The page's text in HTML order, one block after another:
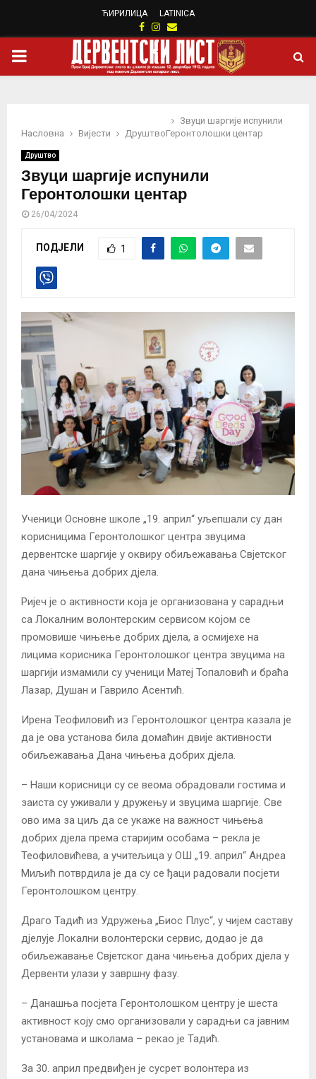
ЋИРИЛИЦА LATINICA
Facebook
Instagram
Email
PRIMARY
Насловна Вијести Друштво
Звуци шаргије испунили
Геронтолошки центар
Друштво
Звуци шаргије испунили
Геронтолошки центар
26/04/2024
ПОДЈЕЛИ 1
Ученици Основне школе „19. април“ уљепшали су дан
корисницима Геронтолошког центра звуцима
дервентске шаргије у оквиру обиљежавања Свјетског
дана чињења добрих дјела.
Ријеч је о активности која је организована у сарадњи
са Локалним волонтерским сервисом којом се
промовише чињење добрих дјела, а осмијехе на
лицима корисника Геронтолошког центра звуцима на
шаргији измамили су ученици Матеј Топаловић и браћа
Лазар, Душан и Гаврило Асентић.
Ирена Теофиловић из Геронтолошког центра казала је
да је ова установа била домаћин двије активности
обиљежавања Дана чињења добрих дјела.
– Наши корисници су се веома обрадовали гостима и
заиста су уживали у дружењу и звуцима шаргије. Све
ово има за циљ да се укаже на важност чињења
добрих дјела према старијим особама – рекла је
Теофиловићева, а учитељица у ОШ „19. април“ Андреа
Миљић потврдила је да су се ђаци радовали посјети
Геронтолошком центру.
Драго Тадић из Удружења „Биос Плус“, у чијем саставу
дјелује Локални волонтерски сервис, додао је да
обиљежавање Свјетског дана чињења добрих дјела у
Дервенти улази у завршну фазу.
– Данашња посјета Геронтолошком центру је шеста
активност коју смо организовали у сарадњи са јавним
установама и школама – рекао је Тадић.
За 30. април предвиђен је сусрет волонтера из